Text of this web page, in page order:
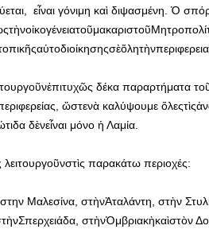
εἶναι γόνιμη καὶ διψασμένη. Ὁ
δέκα παραρτήματα
ὥστενὰ καλύψουμε
δὲνεἶναι μόνο ἡ Λαμία.
παρακάτω περιοχές:
Μαλεσίνα, στὴνἈταλάντη, στὴν
στὴνὈμβριακὴκαὶστὸν